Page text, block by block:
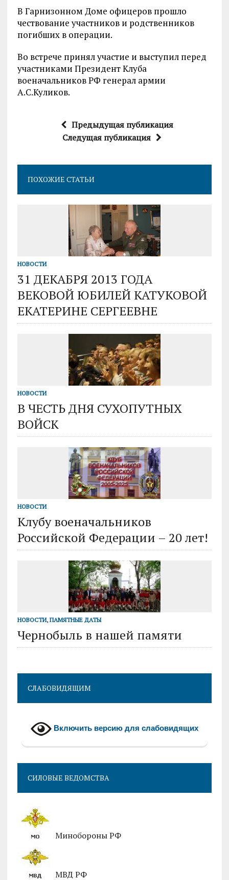
В Гарнизонном Доме офицеров прошло
чествование участников и родственников
погибших в операции.
Во встрече принял участие и выступил перед
участниками Президент Клуба
военачальников РФ генерал армии
А.С.Куликов.
Предыдущая публикация
Следущая публикация
ПОХОЖИЕ СТАТЬИ
НОВОСТИ
31 ДЕКАБРЯ 2013 ГОДА
ВЕКОВОЙ ЮБИЛЕЙ КАТУКОВОЙ
ЕКАТЕРИНЕ СЕРГЕЕВНЕ
НОВОСТИ
В ЧЕСТЬ ДНЯ СУХОПУТНЫХ
ВОЙСК
НОВОСТИ
Клубу военачальников
Российской Федерации – 20 лет!
НОВОСТИ,ПАМЯТНЫЕ ДАТЫ
Чернобыль в нашей памяти
CЛАБОВИДЯЩИМ
Включить версию для слабовидящих
СИЛОВЫЕ ВЕДОМСТВА
Минобороны РФ
МВД РФ